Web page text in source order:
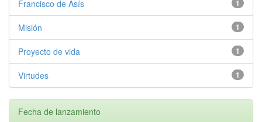
1
Francisco de Asís
1
Misión
1
Proyecto de vida
1
Virtudes
Fecha de lanzamiento